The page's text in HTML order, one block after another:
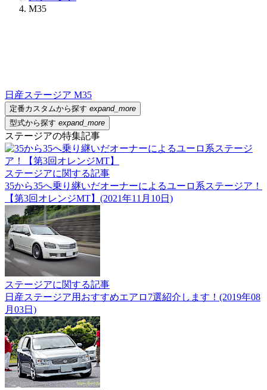
M35
日産ステージア M35
定番カスタムから探す expand_more
型式から探す expand_more
ステージアの特集記事
ステージアに関する記事
35から35へ乗り継いだオーナーによるユーロ系ステージア！
【第3回オレンジMT】(2021年11月10日)
ステージアに関する記事
日産ステージア用おすすめエアロ7選紹介します！(2019年08
月03日)